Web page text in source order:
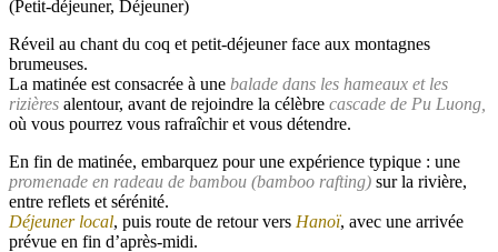
(Petit-déjeuner, Déjeuner)
Réveil au chant du coq et petit-déjeuner face aux montagnes
brumeuses.
La matinée est consacrée à une balade dans les hameaux et les
rizières alentour, avant de rejoindre la célèbre cascade de Pu Luong,
où vous pourrez vous rafraîchir et vous détendre.
En fin de matinée, embarquez pour une expérience typique : une
promenade en radeau de bambou (bamboo rafting) sur la rivière,
entre reflets et sérénité.
Déjeuner local, puis route de retour vers Hanoï, avec une arrivée
prévue en fin d’après-midi.